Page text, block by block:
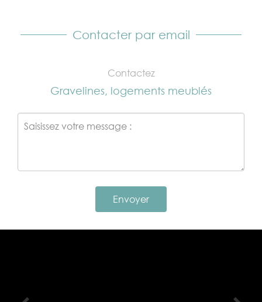
Contacter par email
Contactez
Gravelines, logements meublés
Envoyer